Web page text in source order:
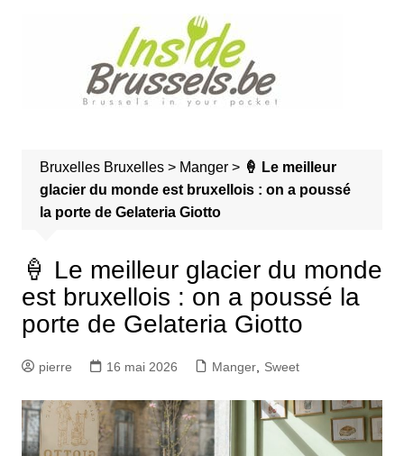
Bruxelles Bruxelles> Manger> 🍦 Le meilleur
glacier du monde est bruxellois : on a poussé
la porte de Gelateria Giotto
🍦 Le meilleur glacier du monde
est bruxellois : on a poussé la
porte de Gelateria Giotto
pierre 16 mai 2026 Manger, Sweet